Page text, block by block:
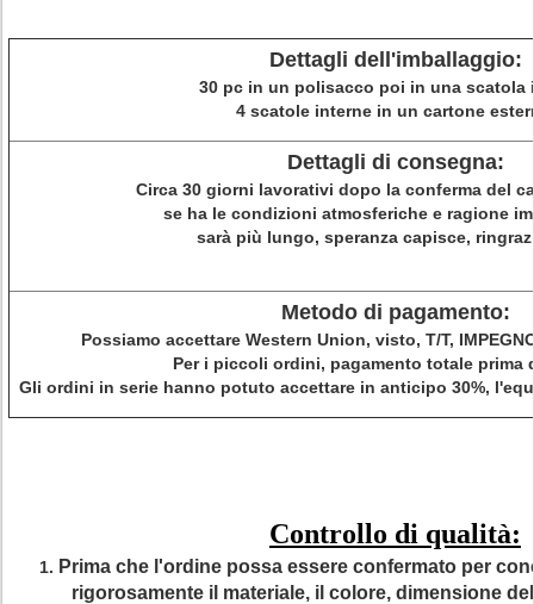
Dettagli dell'imballaggio:
30 pc in un polisacco poi in una scatola
4 scatole interne in un cartone
Dettagli di consegna:
Circa 30 giorni lavorativi dopo la conferma del
se ha le condizioni atmosferiche e ragione
sarà più lungo, speranza capisce,
Metodo di pagamento:
Possiamo accettare Western Union, visto, T/T,
Per i piccoli ordini, pagamento totale prima
Gli ordini in serie hanno potuto accettare in anticipo 30%,
Controllo di qualità:
1. Prima che l'ordine possa essere confermato per
rigorosamente il materiale, il colore, dimensione